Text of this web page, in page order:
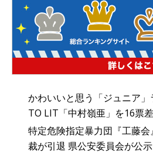
かわいいと思う「ジュニア」
TO LIT「中村嶺亜」を16票
特定危険指定暴力団『工藤
裁が引退 県公安委員会が公